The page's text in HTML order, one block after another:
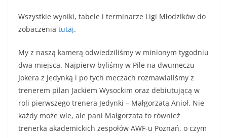
Wszystkie wyniki, tabele i terminarze Ligi Młodzików do
zobaczenia tutaj.
My z naszą kamerą odwiedziliśmy w minionym tygodniu
dwa miejsca. Najpierw byliśmy w Pile na dwumeczu
Jokera z Jedynką i po tych meczach rozmawialiśmy z
trenerem pilan Jackiem Wysockim oraz debiutującą w
roli pierwszego trenera Jedynki – Małgorzatą Anioł. Nie
każdy może wie, ale pani Małgorzata to również
trenerka akademickich zespołów AWF-u Poznań, o czym